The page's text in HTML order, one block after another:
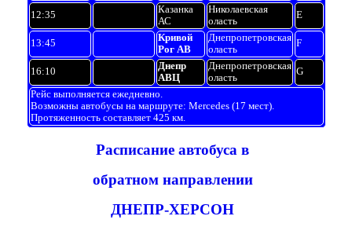
12:35
Казанка
АС
Николаевская
оласть
E
13:45
Кривой
Рог АВ
Днепропетровская
оласть
F
16:10
Днепр
АВЦ
Днепропетровская
оласть
G
Рейс выполняется ежедневно.
Возможны автобусы на маршруте: Mercedes (17 мест).
Протяженность составляет 425 км.
Расписание автобуса в
обратном направлении
ДНЕПР-ХЕРСОН